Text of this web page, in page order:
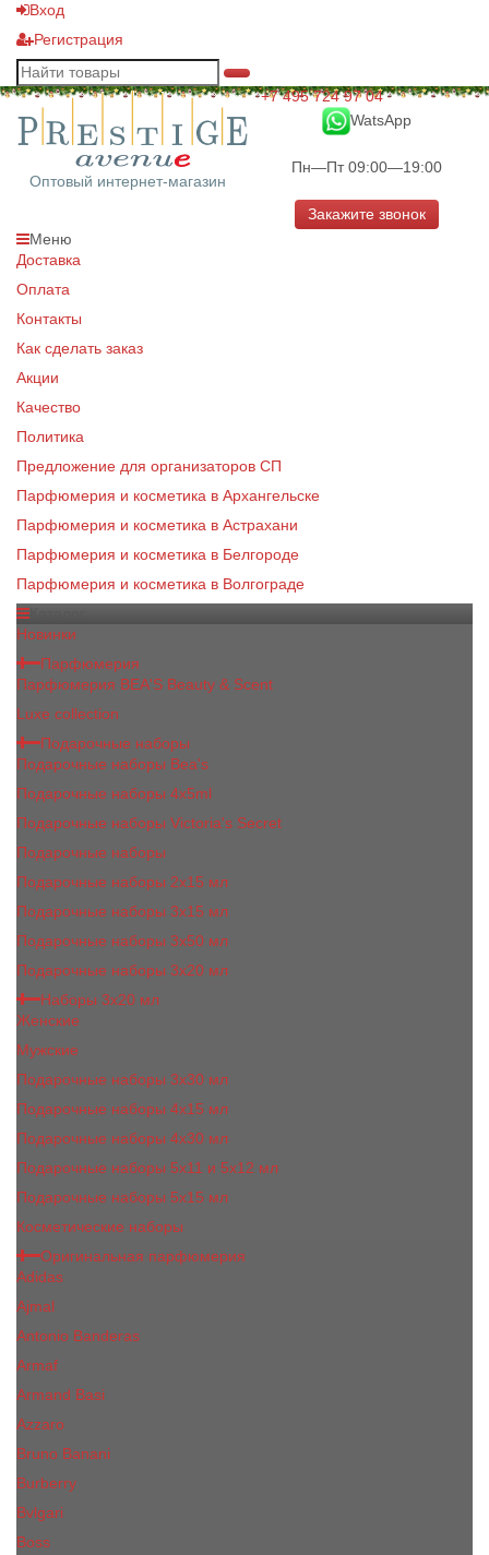
Вход
Регистрация
Оптовый интернет-магазин
+7 495 724 97 04
WatsApp
Пн—Пт 09:00—19:00
Закажите звонок
Меню
Доставка
Оплата
Контакты
Как сделать заказ
Акции
Качество
Политика
Предложение для организаторов СП
Парфюмерия и косметика в Архангельске
Парфюмерия и косметика в Астрахани
Парфюмерия и косметика в Белгороде
Парфюмерия и косметика в Волгограде
Новинки
Парфюмерия
Парфюмерия BEA'S Beauty & Scent
Luxe collection
Подарочные наборы
Подарочные наборы Bea's
Подарочные наборы 4х5ml
Подарочные наборы Victoria's Secret
Подарочные наборы
Подарочные наборы 2x15 мл
Подарочные наборы 3х15 мл
Подарочные наборы 3x50 мл
Подарочные наборы 3x20 мл
Наборы 3х20 мл
Женские
Мужские
Подарочные наборы 3х30 мл
Подарочные наборы 4x15 мл
Подарочные наборы 4x30 мл
Подарочные наборы 5x11 и 5х12 мл
Подарочные наборы 5x15 мл
Косметические наборы
Оригинальная парфюмерия
Adidas
Ajmal
Antonio Banderas
Armaf
Armand Basi
Azzaro
Bruno Banani
Burberry
Bvlgari
Boss